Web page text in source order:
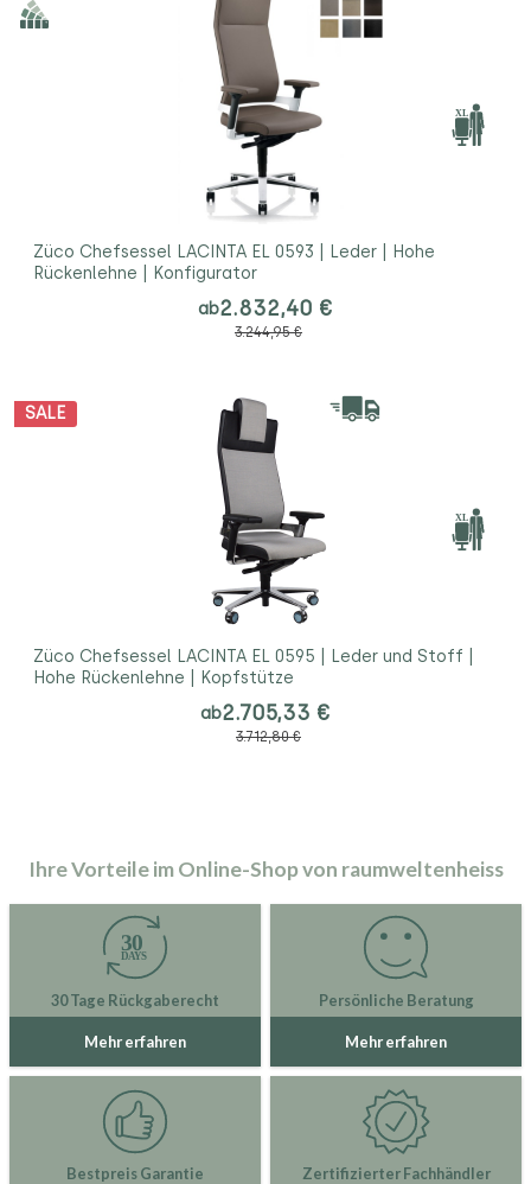
Züco Chefsessel LACINTA EL 0593 | Leder | Hohe
Rückenlehne | Konfigurator
ab2.832,40 €
3.244,95 €
SALE
Züco Chefsessel LACINTA EL 0595 | Leder und Stoff |
Hohe Rückenlehne | Kopfstütze
ab2.705,33 €
3.712,80 €
Ihre Vorteile im Online-Shop von raumweltenheiss
30 Tage Rückgaberecht
Mehr erfahren
Persönliche Beratung
Mehr erfahren
Bestpreis Garantie Zertifizierter Fachhändler